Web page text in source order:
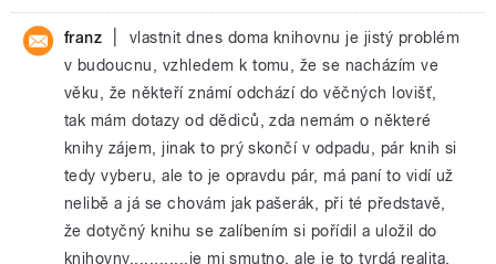
franz
vlastnit dnes doma knihovnu je jistý problém
v budoucnu, vzhledem k tomu, že se nacházím ve
věku, že někteří známí odchází do věčných lovišť,
tak mám dotazy od dědiců, zda nemám o některé
knihy zájem, jinak to prý skončí v odpadu, pár knih si
tedy vyberu, ale to je opravdu pár, má paní to vidí už
nelibě a já se chovám jak pašerák, při té představě,
že dotyčný knihu se zalíbením si pořídil a uložil do
knihovny............je mi smutno, ale je to tvrdá realita,